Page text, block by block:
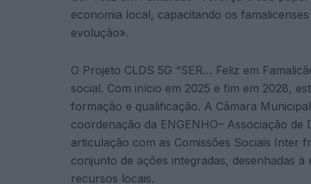
economia local, capacitando os
evolução».
O Projeto CLDS 5G “SER… Feliz em
social. Com início em 2025 e fim em 2028,
formação e qualificação. A Câmara
coordenação da ENGENHO– Associação
articulação com as Comissões Sociais Inter
conjunto de ações integradas, desenhadas
recursos locais.